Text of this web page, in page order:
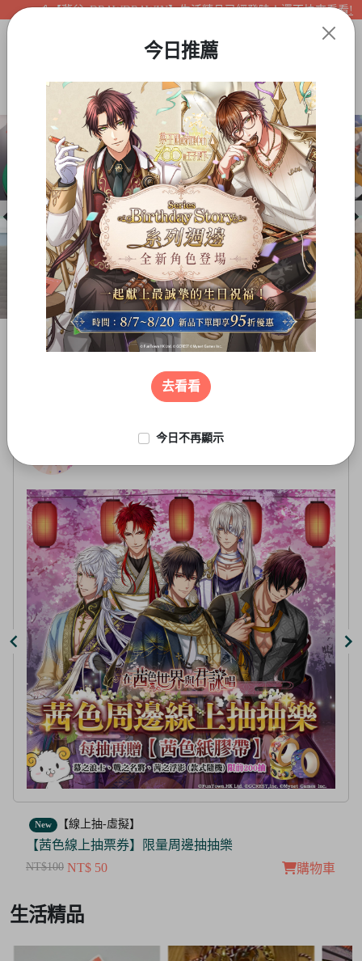
【夢谷xDRAWDRAWIN】生活精品已經登陸！還不快來看看!
今日推薦
去看看
今日不再顯示
New 【線上抽-虛擬】
【茜色線上抽票券】限量周邊抽抽樂
NT$100 NT$ 50
購物車
3
生活精品